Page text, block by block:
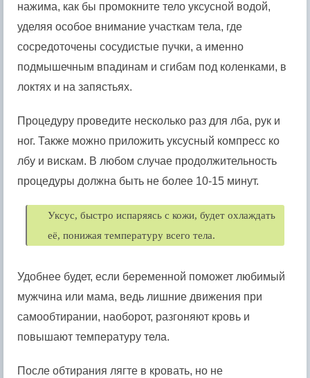
нажима, как бы промокните тело уксусной водой,
уделяя особое внимание участкам тела, где
сосредоточены сосудистые пучки, а именно
подмышечным впадинам и сгибам под коленками, в
локтях и на запястьях.
Процедуру проведите несколько раз для лба, рук и
ног. Также можно приложить уксусный компресс ко
лбу и вискам. В любом случае продолжительность
процедуры должна быть не более 10-15 минут.
Уксус, быстро испаряясь с кожи, будет охлаждать
её, понижая температуру всего тела.
Удобнее будет, если беременной поможет любимый
мужчина или мама, ведь лишние движения при
самообтирании, наоборот, разгоняют кровь и
повышают температуру тела.
После обтирания лягте в кровать, но не